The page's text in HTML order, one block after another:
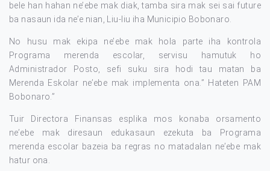
bele han hahan ne’ebe mak diak, tamba sira mak sei sai future
ba nasaun ida ne’e nian, Liu-liu iha Municipio Bobonaro.
No husu mak ekipa ne’ebe mak hola parte iha kontrola
Programa merenda escolar, servisu hamutuk ho
Administrador Posto, sefi suku sira hodi tau matan ba
Merenda Eskolar ne’ebe mak implementa ona.” Hateten PAM
Bobonaro.”
Tuir Directora Finansas esplika mos konaba orsamento
ne’ebe mak diresaun edukasaun ezekuta ba Programa
merenda escolar bazeia ba regras no matadalan ne’ebe mak
hatur ona.